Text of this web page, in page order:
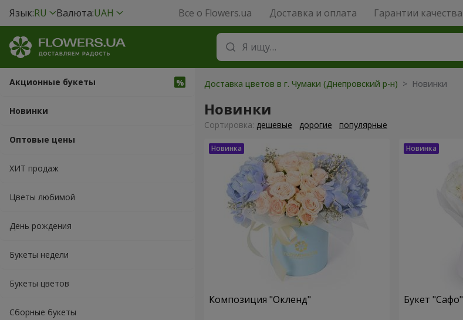
Язык:RU Валюта:UAH Все о Flowers.ua Доставка и оплата Гарантии качества
Акционные букеты
Новинки
Оптовые цены
ХИТ продаж
Цветы любимой
День рождения
Букеты недели
Букеты цветов
Сборные букеты
Доставка цветов в г. Чумаки (Днепровский р-н) > Новинки
Новинки
Cортировка: дешевые дорогие популярные
Композиция "Окленд" Букет "Сафо"